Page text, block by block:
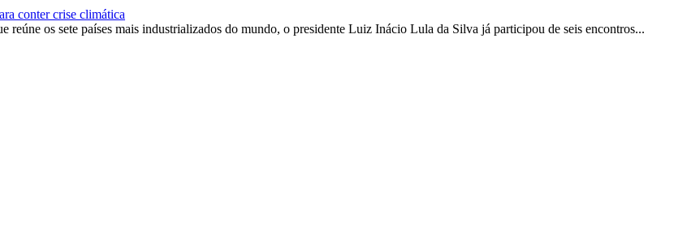
conter crise climática
os sete países mais industrializados do mundo, o presidente Luiz Inácio Lula da Silva já participou de seis encontros...